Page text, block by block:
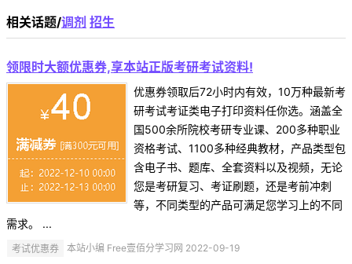
相关话题/调剂 招生
领限时大额优惠券,享本站正版考研考试资料!
优惠券领取后72小时内有效，10万种最新考
研考试考证类电子打印资料任你选。涵盖全
国500余所院校考研专业课、200多种职业
资格考试、1100多种经典教材，产品类型包
含电子书、题库、全套资料以及视频，无论
您是考研复习、考证刷题，还是考前冲刺
等，不同类型的产品可满足您学习上的不同
需求。 ...
考试优惠券 本站小编 Free壹佰分学习网 2022-09-19